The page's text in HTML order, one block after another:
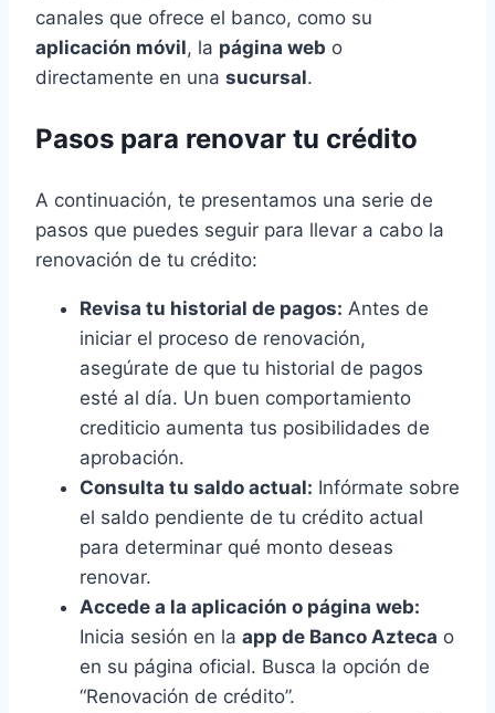
canales que ofrece el banco, como su
aplicación móvil, la página web o
directamente en una sucursal.
Pasos para renovar tu crédito
A continuación, te presentamos una serie de
pasos que puedes seguir para llevar a cabo la
renovación de tu crédito:
Revisa tu historial de pagos: Antes de
iniciar el proceso de renovación,
asegúrate de que tu historial de pagos
esté al día. Un buen comportamiento
crediticio aumenta tus posibilidades de
aprobación.
Consulta tu saldo actual: Infórmate sobre
el saldo pendiente de tu crédito actual
para determinar qué monto deseas
renovar.
Accede a la aplicación o página web:
Inicia sesión en la app de Banco Azteca o
en su página oficial. Busca la opción de
“Renovación de crédito”.